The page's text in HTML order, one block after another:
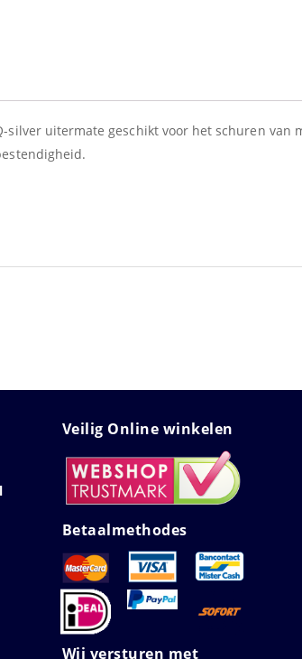
uitermate geschikt voor het schuren
Veilig Online winkelen
Betaalmethodes
Wij versturen met